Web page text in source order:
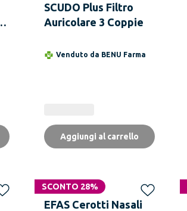
SCUDO Plus Filtro
Auricolare 3 Coppie
Venduto da BENU Farma
Aggiungi al carrello
SCONTO 28%
EFAS Cerotti Nasali